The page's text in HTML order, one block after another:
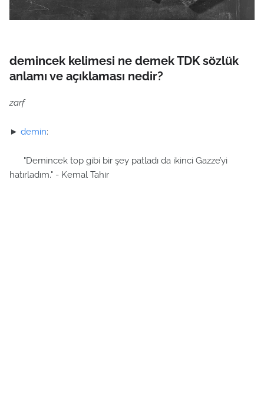
demincek kelimesi ne demek TDK sözlük
anlamı ve açıklaması nedir?
zarf
► demin:
"Demincek top gibi bir şey patladı da ikinci Gazze’yi
hatırladım." - Kemal Tahir